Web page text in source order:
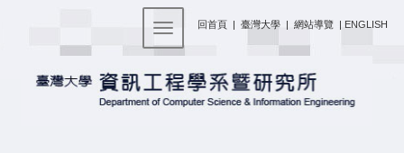
回首頁 | 臺灣大學 | 網站導覽 | ENGLISH
Toggle navigation